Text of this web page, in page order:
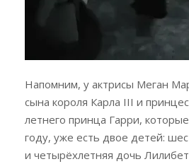
Напомним, у актрисы Меган
сына короля Карла III и
летнего принца Гарри,
году, уже есть двое детей:
и четырёхлетняя дочь